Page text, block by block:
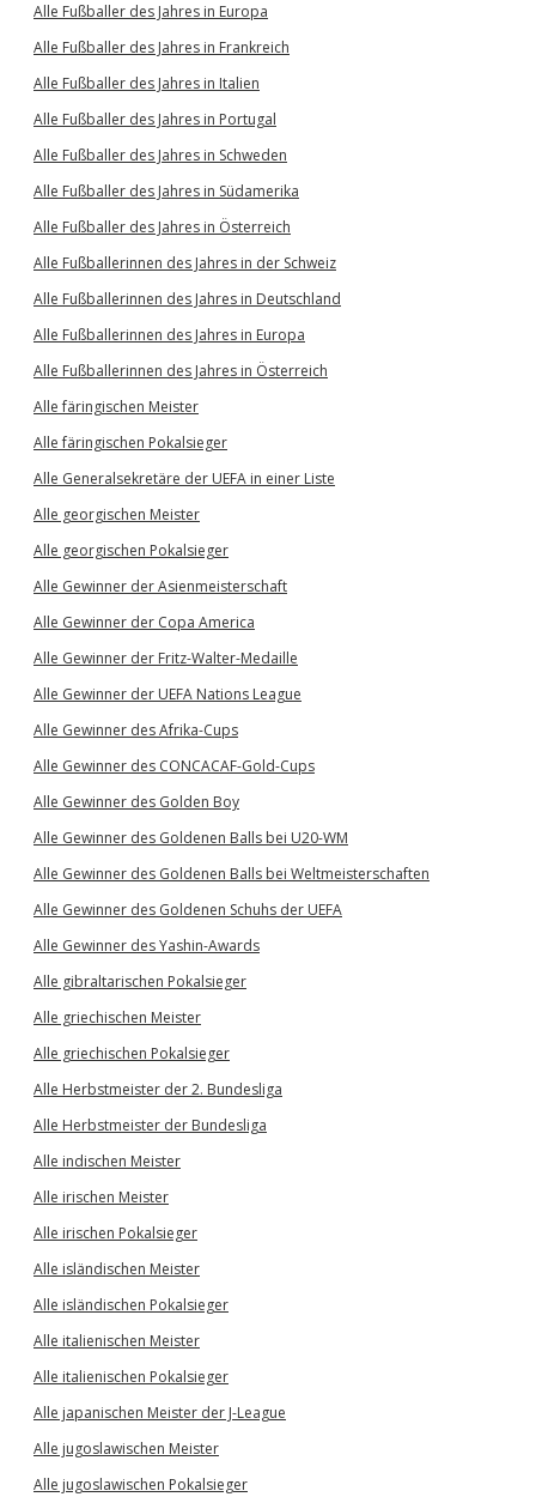
Alle Fußballer des Jahres in Europa
Alle Fußballer des Jahres in Frankreich
Alle Fußballer des Jahres in Italien
Alle Fußballer des Jahres in Portugal
Alle Fußballer des Jahres in Schweden
Alle Fußballer des Jahres in Südamerika
Alle Fußballer des Jahres in Österreich
Alle Fußballerinnen des Jahres in der Schweiz
Alle Fußballerinnen des Jahres in Deutschland
Alle Fußballerinnen des Jahres in Europa
Alle Fußballerinnen des Jahres in Österreich
Alle färingischen Meister
Alle färingischen Pokalsieger
Alle Generalsekretäre der UEFA in einer Liste
Alle georgischen Meister
Alle georgischen Pokalsieger
Alle Gewinner der Asienmeisterschaft
Alle Gewinner der Copa America
Alle Gewinner der Fritz-Walter-Medaille
Alle Gewinner der UEFA Nations League
Alle Gewinner des Afrika-Cups
Alle Gewinner des CONCACAF-Gold-Cups
Alle Gewinner des Golden Boy
Alle Gewinner des Goldenen Balls bei U20-WM
Alle Gewinner des Goldenen Balls bei Weltmeisterschaften
Alle Gewinner des Goldenen Schuhs der UEFA
Alle Gewinner des Yashin-Awards
Alle gibraltarischen Pokalsieger
Alle griechischen Meister
Alle griechischen Pokalsieger
Alle Herbstmeister der 2. Bundesliga
Alle Herbstmeister der Bundesliga
Alle indischen Meister
Alle irischen Meister
Alle irischen Pokalsieger
Alle isländischen Meister
Alle isländischen Pokalsieger
Alle italienischen Meister
Alle italienischen Pokalsieger
Alle japanischen Meister der J-League
Alle jugoslawischen Meister
Alle jugoslawischen Pokalsieger